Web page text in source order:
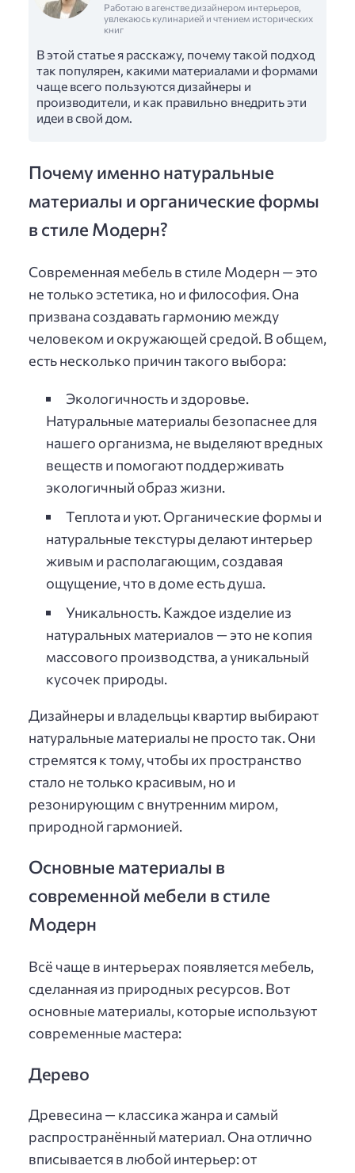
Работаю в агенстве дизайнером интерьеров,
увлекаюсь кулинарией и чтением исторических
книг
В этой статье я расскажу, почему такой подход
так популярен, какими материалами и формами
чаще всего пользуются дизайнеры и
производители, и как правильно внедрить эти
идеи в свой дом.
Почему именно натуральные
материалы и органические формы
в стиле Модерн?
Современная мебель в стиле Модерн — это
не только эстетика, но и философия. Она
призвана создавать гармонию между
человеком и окружающей средой. В общем,
есть несколько причин такого выбора:
Экологичность и здоровье.
Натуральные материалы безопаснее для
нашего организма, не выделяют вредных
веществ и помогают поддерживать
экологичный образ жизни.
Теплота и уют. Органические формы и
натуральные текстуры делают интерьер
живым и располагающим, создавая
ощущение, что в доме есть душа.
Уникальность. Каждое изделие из
натуральных материалов — это не копия
массового производства, а уникальный
кусочек природы.
Дизайнеры и владельцы квартир выбирают
натуральные материалы не просто так. Они
стремятся к тому, чтобы их пространство
стало не только красивым, но и
резонирующим с внутренним миром,
природной гармонией.
Основные материалы в
современной мебели в стиле
Модерн
Всё чаще в интерьерах появляется мебель,
сделанная из природных ресурсов. Вот
основные материалы, которые используют
современные мастера:
Дерево
Древесина — классика жанра и самый
распространённый материал. Она отлично
вписывается в любой интерьер: от